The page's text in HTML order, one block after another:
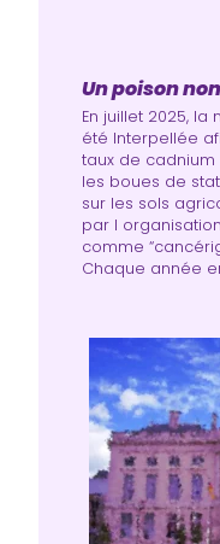
Un poison
En juillet 2025, la
été Interpellée
taux de
les boues de
sur les sols
par l
comme
Chaque année